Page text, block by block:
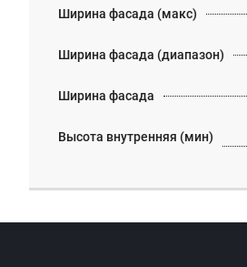
Ширина фасада (макс)
Ширина фасада (диапазон)
Ширина фасада
Высота внутренняя (мин)